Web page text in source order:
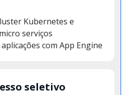
Kubernetes e
serviços
com App Engine
seletivo